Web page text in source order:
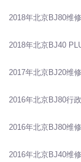
2018年北京BJ80维
2018年北京BJ40
2017年北京BJ20维
2016年北京BJ80行
2016年北京BJ80维
2016年北京BJ40维